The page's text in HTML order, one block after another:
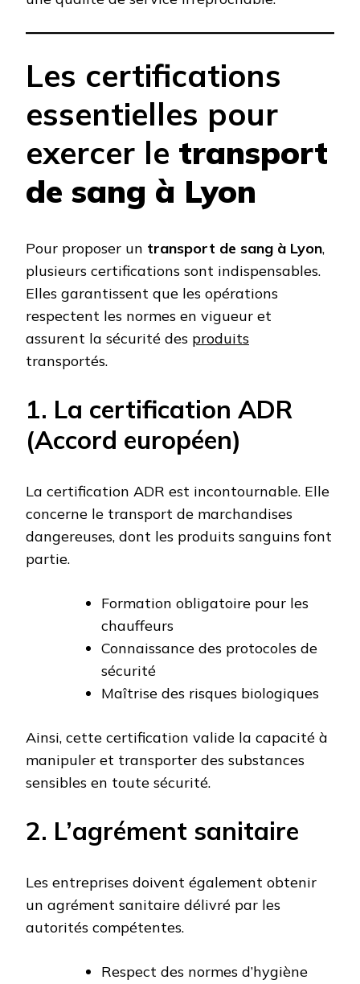
Les certifications
essentielles pour
exercer le transport
de sang à Lyon
Pour proposer un transport de sang à Lyon,
plusieurs certifications sont indispensables.
Elles garantissent que les opérations
respectent les normes en vigueur et
assurent la sécurité des produits
transportés.
1. La certification ADR
(Accord européen)
La certification ADR est incontournable. Elle
concerne le transport de marchandises
dangereuses, dont les produits sanguins font
partie.
Formation obligatoire pour les
chauffeurs
Connaissance des protocoles de
sécurité
Maîtrise des risques biologiques
Ainsi, cette certification valide la capacité à
manipuler et transporter des substances
sensibles en toute sécurité.
2. L’agrément sanitaire
Les entreprises doivent également obtenir
un agrément sanitaire délivré par les
autorités compétentes.
Respect des normes d’hygiène